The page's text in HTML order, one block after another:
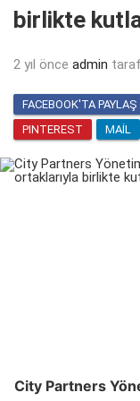
birlikte
2 yıl önce admin
FACEBOOK'TA PAYLAŞ
PINTEREST
MAIL
City Partners